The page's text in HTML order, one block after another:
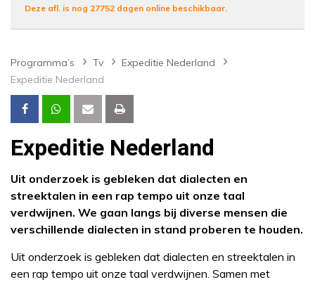
Deze afl. is nog 27752 dagen online beschikbaar.
Programma’s Tv
Expeditie Nederland
Expeditie Nederland
Expeditie Nederland
Uit onderzoek is gebleken dat dialecten en
streektalen in een rap tempo uit onze taal
verdwijnen. We gaan langs bij diverse mensen die
verschillende dialecten in stand proberen te houden.
Uit onderzoek is gebleken dat dialecten en streektalen in
een rap tempo uit onze taal verdwijnen. Samen met